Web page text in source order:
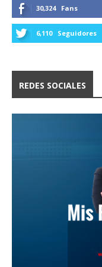
30,324 Fans
6,110 Seguidores
REDES SOCIALES